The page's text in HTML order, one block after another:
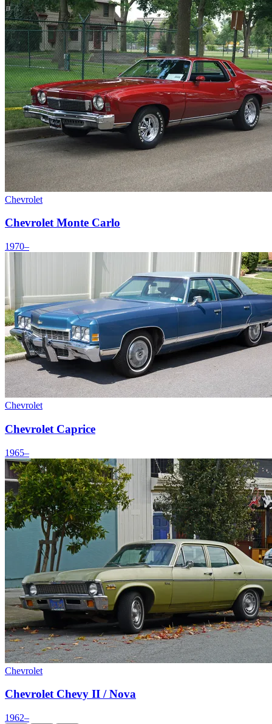
Chevrolet
Chevrolet Monte Carlo
1970–
Chevrolet
Chevrolet Caprice
1965–
Chevrolet
Chevrolet Chevy II / Nova
1962–